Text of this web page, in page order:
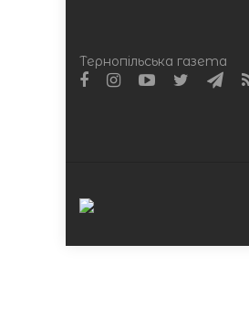
Тернопільська газета